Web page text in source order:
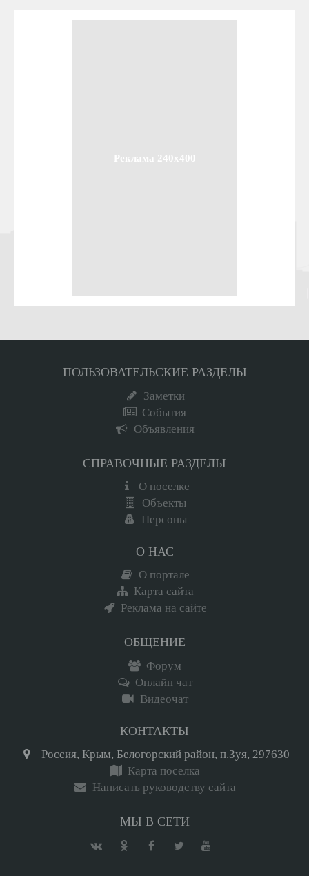
Реклама 240x400
ПОЛЬЗОВАТЕЛЬСКИЕ РАЗДЕЛЫ
Заметки
События
Объявления
СПРАВОЧНЫЕ РАЗДЕЛЫ
О поселке
Объекты
Персоны
О НАС
О портале
Карта сайта
Реклама на сайте
ОБЩЕНИЕ
Форум
Онлайн чат
Видеочат
КОНТАКТЫ
Россия, Крым, Белогорский район, п.Зуя, 297630
Карта поселка
Написать руководству сайта
МЫ В СЕТИ